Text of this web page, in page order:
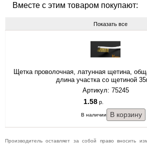
Вместе с этим товаром покупают:
Показать все
Щетка проволочная, латунная щетина,
длина участка со щетиной
Артикул: 75245
1.58 р.
В наличии.
Производитель оставляет за собой право вносить